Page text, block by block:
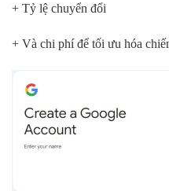
+ Tỷ lệ chuyển đổi
+ Và chi phí để tối ưu hóa